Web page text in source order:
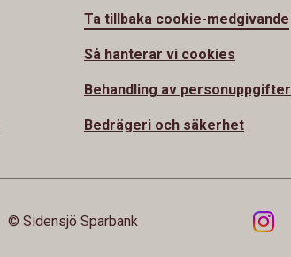
Ta tillbaka cookie-medgivande
Så hanterar vi cookies
Behandling av personuppgifter
Bedrägeri och säkerhet
© Sidensjö Sparbank